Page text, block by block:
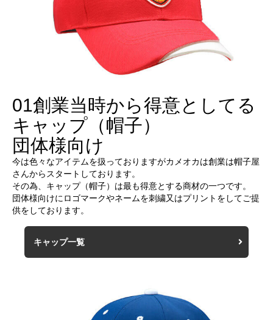
01創業当時から得意としてる
キャップ（帽子）
団体様向け
今は色々なアイテムを扱っておりますがカメオカは創業は帽子屋
さんからスタートしております。
その為、キャップ（帽子）は最も得意とする商材の一つです。
団体様向けにロゴマークやネームを刺繍又はプリントをしてご提
供をしております。
キャップ一覧